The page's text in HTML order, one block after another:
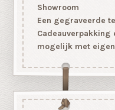
Showroom
Een gegraveerde
mogelijk met